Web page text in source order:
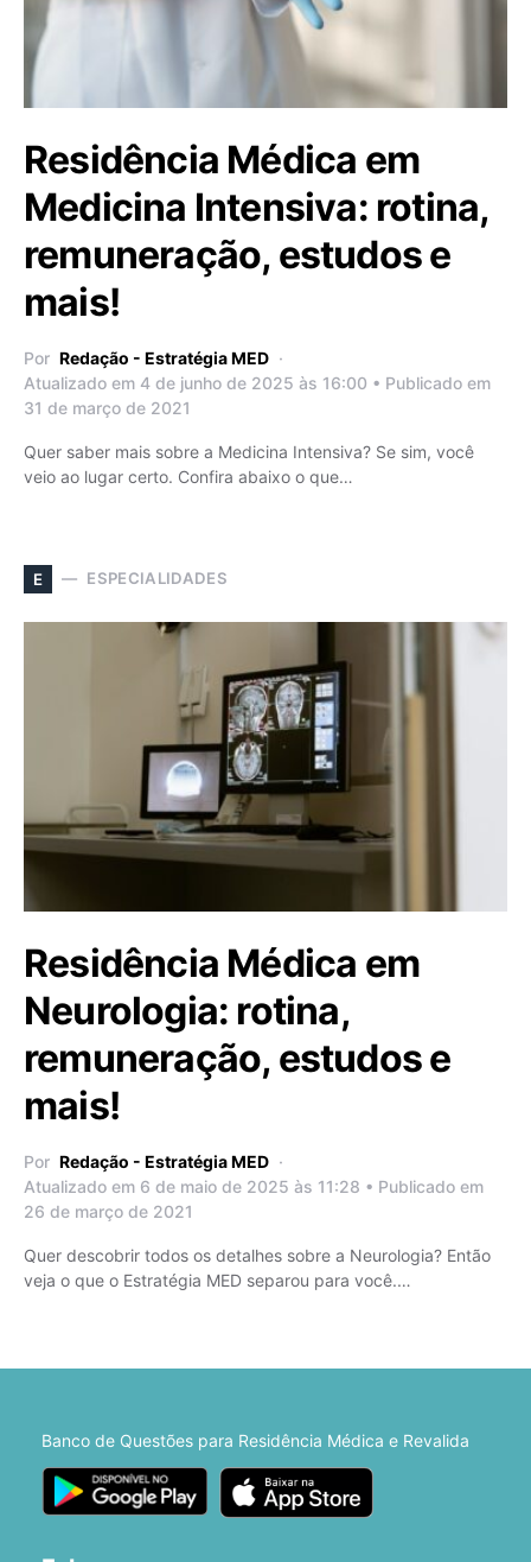
Residência Médica em
Medicina Intensiva: rotina,
remuneração, estudos e
mais!
Por Redação - Estratégia MED
Atualizado em 4 de junho de 2025 às 16:00 • Publicado em
31 de março de 2021
Quer saber mais sobre a Medicina Intensiva? Se sim, você
veio ao lugar certo. Confira abaixo o que…
E ESPECIALIDADES
Residência Médica em
Neurologia: rotina,
remuneração, estudos e
mais!
Por Redação - Estratégia MED
Atualizado em 6 de maio de 2025 às 11:28 • Publicado em
26 de março de 2021
Quer descobrir todos os detalhes sobre a Neurologia? Então
veja o que o Estratégia MED separou para você.…
Banco de Questões para Residência Médica e Revalida